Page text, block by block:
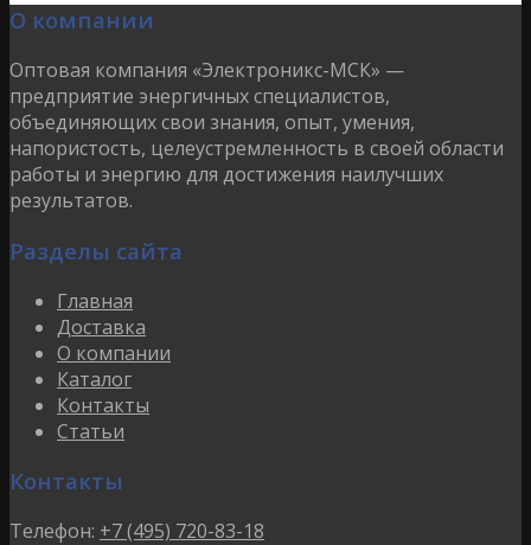
О компании
Оптовая компания «Электроникс-МСК» —
предприятие энергичных специалистов,
объединяющих свои знания, опыт, умения,
напористость, целеустремленность в своей области
работы и энергию для достижения наилучших
результатов.
Разделы сайта
Главная
Доставка
О компании
Каталог
Контакты
Статьи
Контакты
Телефон: +7 (495) 720-83-18